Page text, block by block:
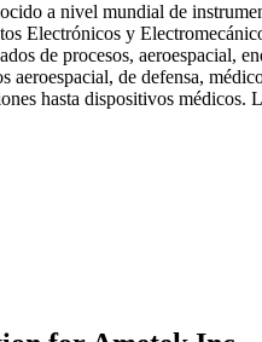
a nivel mundial de
Electrónicos y
de procesos, aeroespacial,
aeroespacial, de defensa,
hasta dispositivos